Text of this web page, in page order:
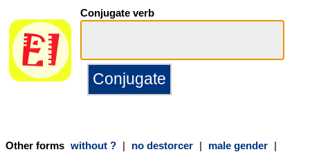
Conjugate verb
Other forms without ? | no destorcer | male gender |